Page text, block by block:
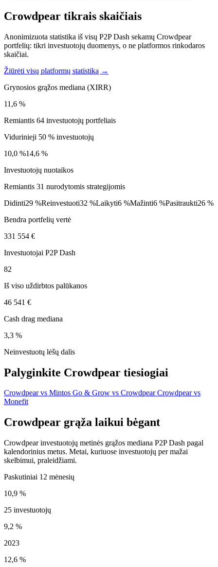
Crowdpear tikrais skaičiais
Anonimizuota statistika iš visų P2P Dash sekamų Crowdpear
portfelių: tikri investuotojų duomenys, o ne platformos rinkodaros
skaičiai.
Žiūrėti visų platformų statistiką →
Grynosios grąžos mediana (XIRR)
11,6 %
Remiantis 64 investuotojų portfeliais
Vidurinieji 50 % investuotojų
10,0 %14,6 %
Investuotojų nuotaikos
Remiantis 31 nurodytomis strategijomis
Didinti29 %Reinvestuoti32 %Laikyti6 %Mažinti6 %Pasitraukti26 %
Bendra portfelių vertė
331 554 €
Investuotojai P2P Dash
82
Iš viso uždirbtos palūkanos
46 541 €
Cash drag mediana
3,3 %
Neinvestuotų lėšų dalis
Palyginkite Crowdpear tiesiogiai
Crowdpear vs Mintos Go & Grow vs CrowdpearCrowdpear vs
Monefit
Crowdpear grąža laikui bėgant
Crowdpear investuotojų metinės grąžos mediana P2P Dash pagal
kalendorinius metus. Metai, kuriuose investuotojų per mažai
skelbimui, praleidžiami.
Paskutiniai 12 mėnesių
10,9 %
25 investuotojų
9,2 %
2023
12,6 %